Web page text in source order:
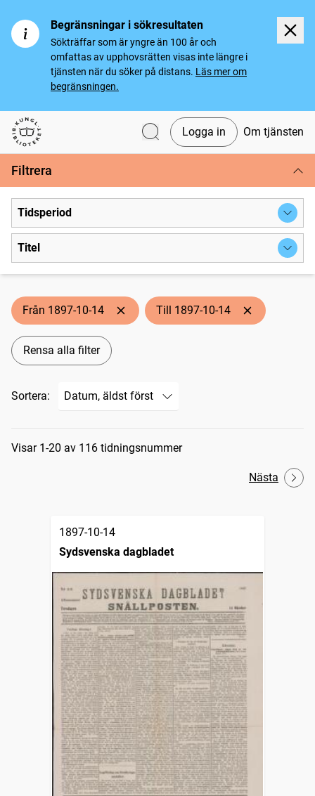
Begränsningar i sökresultaten
Sökträffar som är yngre än 100 år och
omfattas av upphovsrätten visas inte längre i
tjänsten när du söker på distans. Läs mer om
begränsningen.
Svenska tidningar
Logga in Om tjänsten
Filtrera
Tidsperiod
Titel
Från 1897-10-14 Till 1897-10-14
Rensa alla filter
Sortera:
Sökresultat
Visar 1-20 av 116 tidningsnummer
Nästa
1897-10-14
Sydsvenska dagbladet